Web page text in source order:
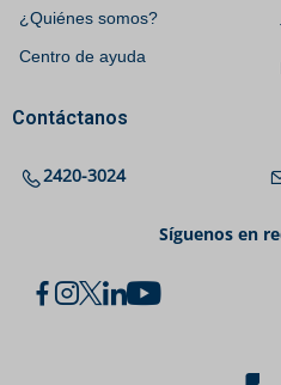
¿Quiénes somos?
Centro de ayuda
Contáctanos
2420-3024
Síguenos en